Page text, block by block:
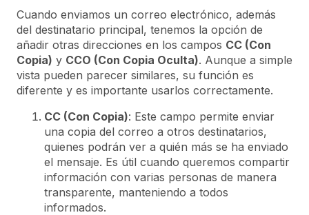
Cuando enviamos un correo electrónico, además
del destinatario principal, tenemos la opción de
añadir otras direcciones en los campos CC (Con
Copia) y CCO (Con Copia Oculta). Aunque a simple
vista pueden parecer similares, su función es
diferente y es importante usarlos correctamente.
CC (Con Copia): Este campo permite enviar
una copia del correo a otros destinatarios,
quienes podrán ver a quién más se ha enviado
el mensaje. Es útil cuando queremos compartir
información con varias personas de manera
transparente, manteniendo a todos
informados.